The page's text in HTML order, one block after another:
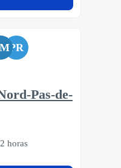
PR
Pas-de-
horas